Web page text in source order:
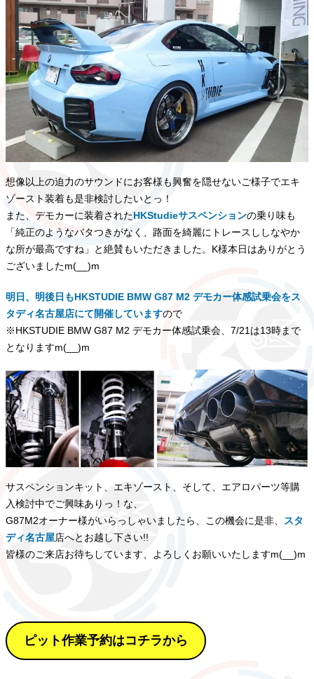
想像以上の迫力のサウンドにお客様も興奮を隠せないご様子でエキ
ゾースト装着も是非検討したいとっ！
また、デモカーに装着されたHKStudieサスペンションの乗り味も
「純正のようなバタつきがなく、路面を綺麗にトレースししなやか
な所が最高ですね」と絶賛もいただきました。K様本日はありがとう
ございましたm(__)m
明日、明後日もHKSTUDIE BMW G87 M2 デモカー体感試乗会をス
タディ名古屋店にて開催していますので
※HKSTUDIE BMW G87 M2 デモカー体感試乗会、7/21は13時まで
となりますm(__)m
サスペンションキット、エキゾースト、そして、エアロパーツ等購
入検討中でご興味ありっ！な、
G87M2オーナー様がいらっしゃいましたら、この機会に是非、
スタ
ディ名古屋店へとお越し下さい!!
皆様のご来店お待ちしています、よろしくお願いいたしますm(__)m
ピット作業予約はコチラから